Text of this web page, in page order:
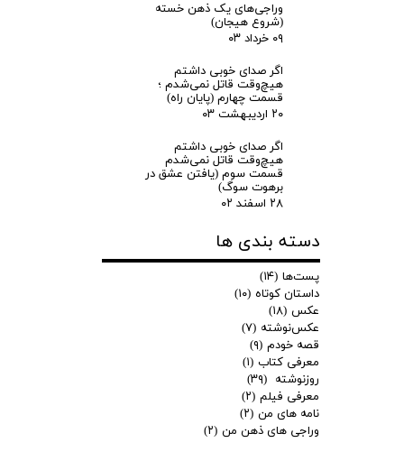
وراجی‌های یک ذهن خسته
(شروع هیجان)
۰۹ خرداد ۰۳
اگر صدای خوبی داشتم
هیچ‌وقت قاتل نمی‌شدم ؛
قسمت چهارم (پایان راه)
۲۰ اردیبهشت ۰۳
اگر صدای خوبی داشتم
هیچ‌وقت قاتل نمی‌شدم
قسمت سوم (یافتن عشق در
برهوت سوگ)
۲۸ اسفند ۰۲
دسته بندی ها
پست‌ها (۱۴)
داستان کوتاه (۱۰)
عکس (۱۸)
عکس‌نوشته (۷)
قصه خودم (۹)
معرفی کتاب (۱)
روزنوشته (۳۹)
معرفی فیلم (۲)
نامه های من (۲)
وراجی های ذهن من (۲)